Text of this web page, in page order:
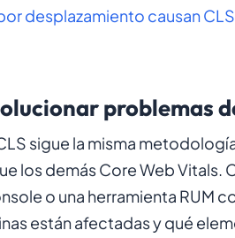
desplazamiento causan CLS
problemas
sigue la misma
los demás Core Web Vitals.
o una herramienta RUM
están afectadas y qué